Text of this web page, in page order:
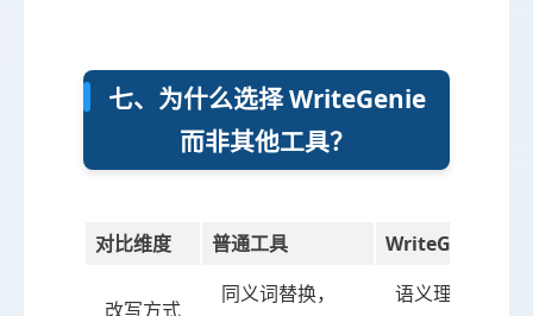
七、为什么选择 WriteGenie
而非其他工具？
对比维度 普通工具 WriteGenie
改写方式
同义词替换，
语义理解 +